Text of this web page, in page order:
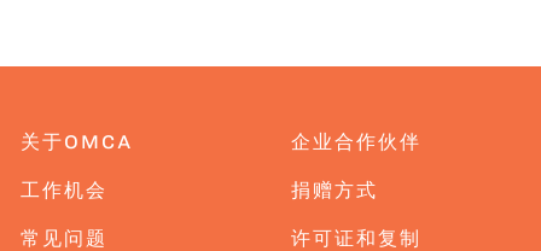
关于OMCA
工作机会
常见问题
企业合作伙伴
捐赠方式
许可证和复制